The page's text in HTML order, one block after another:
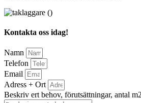
Kontakta oss idag!
Namn
Telefon
Email
Adress + Ort
Beskriv ert behov, förutsättningar, antal